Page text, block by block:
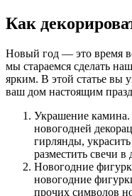
Как
Новый год — это время
мы стараемся сделать
ярким. В этой статье вы
ваш дом настоящим
Украшение
новогодней
гирлянды,
разместить свечи
Новогодние
новогодние
прочих символов